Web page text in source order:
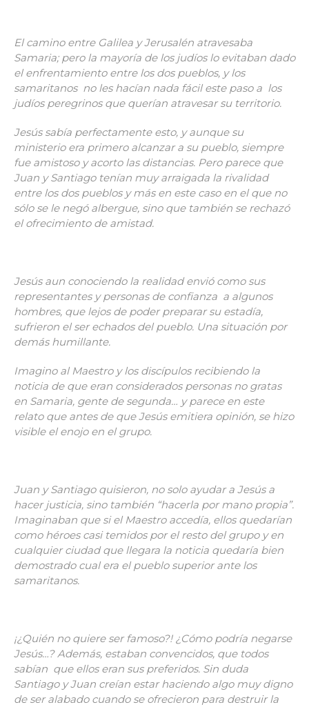
El camino entre Galilea y Jerusalén atravesaba
Samaria; pero la mayoría de los judíos lo evitaban dado
el enfrentamiento entre los dos pueblos, y los
samaritanos no les hacían nada fácil este paso a los
judíos peregrinos que querían atravesar su territorio.
Jesús sabía perfectamente esto, y aunque su
ministerio era primero alcanzar a su pueblo, siempre
fue amistoso y acorto las distancias. Pero parece que
Juan y Santiago tenían muy arraigada la rivalidad
entre los dos pueblos y más en este caso en el que no
sólo se le negó albergue, sino que también se rechazó
el ofrecimiento de amistad.
Jesús aun conociendo la realidad envió como sus
representantes y personas de confianza a algunos
hombres, que lejos de poder preparar su estadía,
sufrieron el ser echados del pueblo. Una situación por
demás humillante.
Imagino al Maestro y los discípulos recibiendo la
noticia de que eran considerados personas no gratas
en Samaria, gente de segunda… y parece en este
relato que antes de que Jesús emitiera opinión, se hizo
visible el enojo en el grupo.
Juan y Santiago quisieron, no solo ayudar a Jesús a
hacer justicia, sino también “hacerla por mano propia”.
Imaginaban que si el Maestro accedía, ellos quedarían
como héroes casi temidos por el resto del grupo y en
cualquier ciudad que llegara la noticia quedaría bien
demostrado cual era el pueblo superior ante los
samaritanos.
¡¿Quién no quiere ser famoso?! ¿Cómo podría negarse
Jesús…? Además, estaban convencidos, que todos
sabían que ellos eran sus preferidos. Sin duda
Santiago y Juan creían estar haciendo algo muy digno
de ser alabado cuando se ofrecieron para destruir la